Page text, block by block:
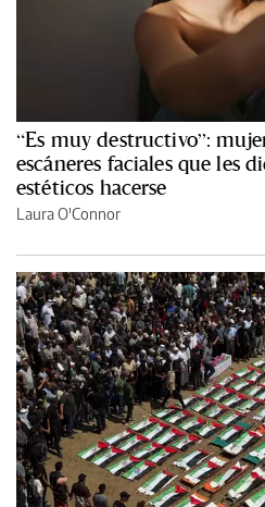
“Es muy destructivo”:
escáneres faciales que les
estéticos hacerse
Laura O'Connor